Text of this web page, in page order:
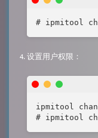
# ipmitool
设置用户权限：
ipmitool
# ipmitool